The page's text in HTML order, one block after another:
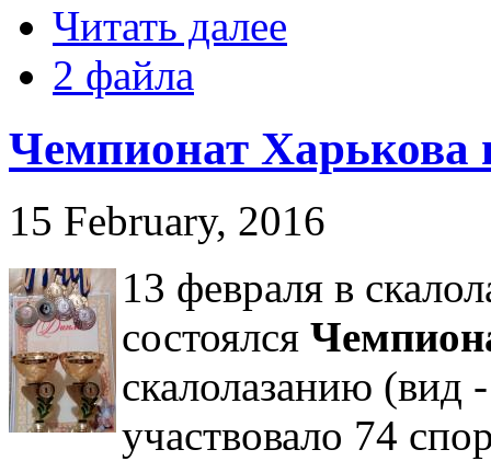
Читать далее
2 файла
Чемпионат Харькова
15 February, 2016
13 февраля в
состоялся
скалолазанию (вид
участвовало 74